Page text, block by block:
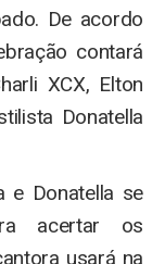
De acordo
contará
XCX, Elton
Donatella
e Donatella se
acertar os
usará na